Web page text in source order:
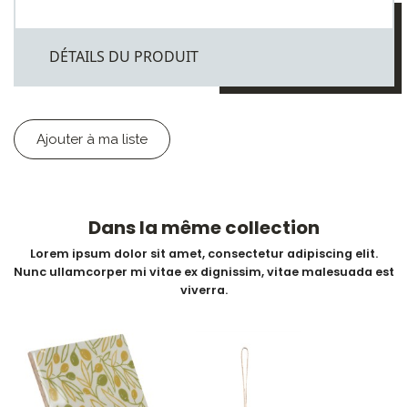
DÉTAILS DU PRODUIT
Ajouter à ma liste
Dans la même collection
Lorem ipsum dolor sit amet, consectetur adipiscing elit.
Nunc ullamcorper mi vitae ex dignissim, vitae malesuada est
viverra.